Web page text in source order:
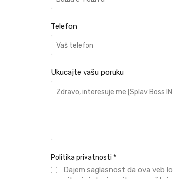
Telefon
Ukucajte vašu poruku
Politika privatnosti *
Dajem saglasnost da ova veb